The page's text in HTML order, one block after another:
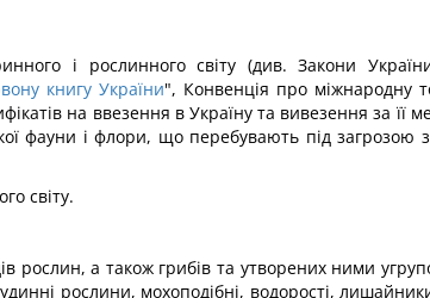
і рослинного світу (див. Закони
книгу України", Конвенція про міжнародну
на ввезення в Україну та вивезення за її
фауни і флори, що перебувають під загрозою
світу.
рослин, а також грибів та утворених ними
рослини, мохоподібні, водорості,